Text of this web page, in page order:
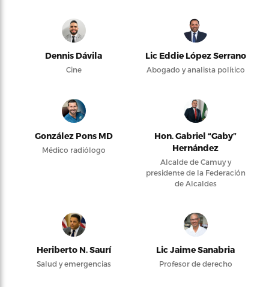
Dennis Dávila
Cine
Lic Eddie López Serrano
Abogado y analista político
González Pons MD
Médico radiólogo
Hon. Gabriel “Gaby”
Hernández
Alcalde de Camuy y
presidente de la Federación
de Alcaldes
Heriberto N. Saurí
Salud y emergencias
Lic Jaime Sanabria
Profesor de derecho